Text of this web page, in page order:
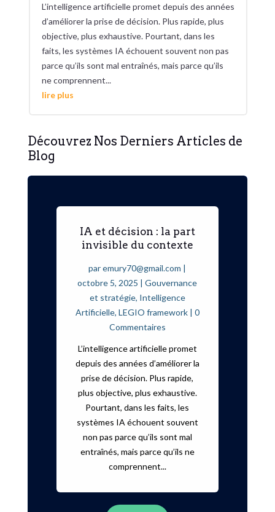
L’intelligence artificielle promet depuis des années
d’améliorer la prise de décision. Plus rapide, plus
objective, plus exhaustive. Pourtant, dans les
faits, les systèmes IA échouent souvent non pas
parce qu’ils sont mal entraînés, mais parce qu’ils
ne comprennent...
lire plus
Découvrez Nos Derniers Articles de
Blog
IA et décision : la part
invisible du contexte
paremury70@gmail.com |
octobre 5, 2025 |Gouvernance
et stratégie, Intelligence
Artificielle, LEGIO framework| 0
Commentaires
L’intelligence artificielle promet
depuis des années d’améliorer la
prise de décision. Plus rapide,
plus objective, plus exhaustive.
Pourtant, dans les faits, les
systèmes IA échouent souvent
non pas parce qu’ils sont mal
entraînés, mais parce qu’ils ne
comprennent...